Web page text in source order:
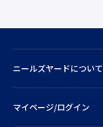
ニールズヤードについて
マイページ/ログイン